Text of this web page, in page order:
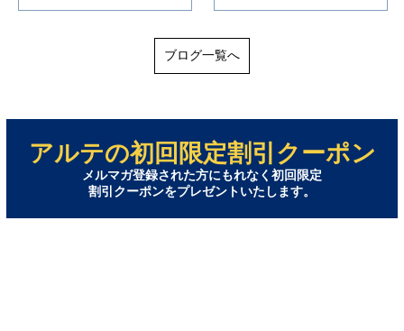
ブログ一覧へ
アルテの初回限定割引クーポン
メルマガ登録された方にもれなく初回限定
割引クーポンをプレゼントいたします。